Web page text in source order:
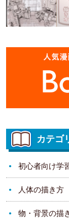
カテゴ
初心者向け学
人体の描き方
物・背景の描